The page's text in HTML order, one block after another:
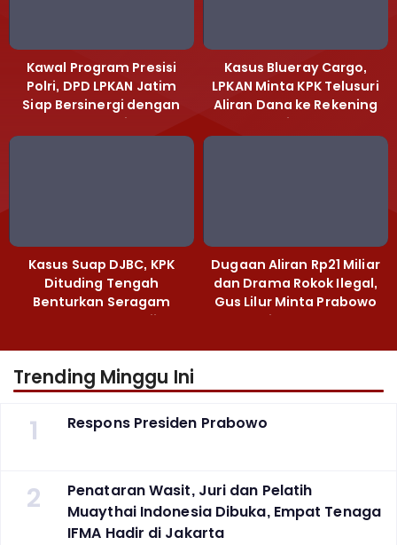
Kawal Program Presisi
Polri, DPD LPKAN Jatim
Siap Bersinergi dengan
Polda Jatim
Kasus Blueray Cargo,
LPKAN Minta KPK Telusuri
Aliran Dana ke Rekening
Heri Black
Kasus Suap DJBC, KPK
Dituding Tengah
Benturkan Seragam
Cokelat dengan Hijau
Dugaan Aliran Rp21 Miliar
dan Drama Rokok Ilegal,
Gus Lilur Minta Prabowo
Bertindak Tegas
Trending Minggu Ini
1 Respons Presiden Prabowo
2
Penataran Wasit, Juri dan Pelatih
Muaythai Indonesia Dibuka, Empat Tenaga
IFMA Hadir di Jakarta